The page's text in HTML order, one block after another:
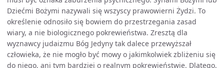
Dziećmi Bożymi nazywali się wszyscy prawowierni Żydzi. To
określenie odnosiło się bowiem do przestrzegania zasad
wiary, a nie biologicznego pokrewieństwa. Zresztą dla
wyznawcy judaizmu Bóg Jedyny tak dalece przewyższał
człowieka, że nie mogło być mowy o jakimkolwiek zbliżeniu się
do niego, ani tym bardziej o realnym pokrewieństwie. Dlatego,